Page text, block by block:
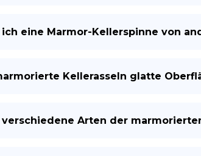
eine Marmor-Kellerspinne von
Kellerasseln glatte
Arten der